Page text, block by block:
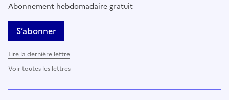
Abonnement hebdomadaire gratuit
S’abonner
Lire la dernière lettre
Voir toutes les lettres